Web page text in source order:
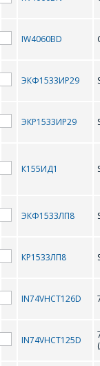
74LV620DW
74LVU04D
74VHC126D
74VHC241D
IW4060BD
ЭКФ1533ИР29
ЭКР1533ИР29
К155ИД1
ЭКФ1533ЛП8
КР1533ЛП8
IN74VHCT126D
IN74VHCT125D